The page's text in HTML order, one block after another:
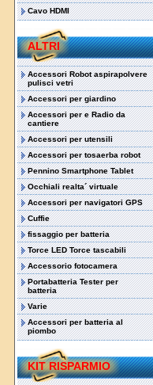
Cavo HDMI
ALTRI
Accessori Robot aspirapolvere
pulisci vetri
Accessori per giardino
Accessori per e Radio da
cantiere
Accessori per utensili
Accessori per tosaerba robot
Pennino Smartphone Tablet
Occhiali realta´ virtuale
Accessori per navigatori GPS
Cuffie
fissaggio per batteria
Torce LED Torce tascabili
Accessorio fotocamera
Portabatteria Tester per
batteria
Varie
Accessori per batteria al
piombo
KIT RISPARMIO